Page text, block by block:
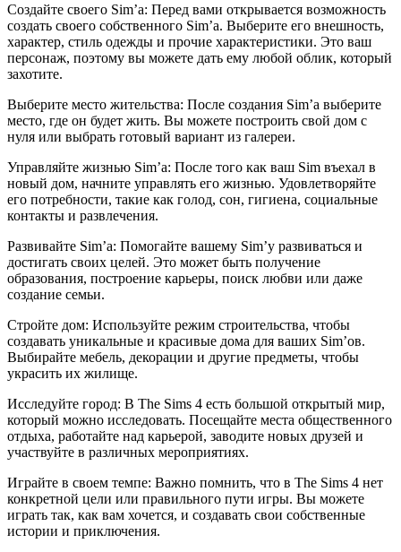
Создайте своего Sim’а: Перед вами открывается возможность
создать своего собственного Sim’а. Выберите его внешность,
характер, стиль одежды и прочие характеристики. Это ваш
персонаж, поэтому вы можете дать ему любой облик, который
захотите.
Выберите место жительства: После создания Sim’а выберите
место, где он будет жить. Вы можете построить свой дом с
нуля или выбрать готовый вариант из галереи.
Управляйте жизнью Sim’а: После того как ваш Sim въехал в
новый дом, начните управлять его жизнью. Удовлетворяйте
его потребности, такие как голод, сон, гигиена, социальные
контакты и развлечения.
Развивайте Sim’а: Помогайте вашему Sim’у развиваться и
достигать своих целей. Это может быть получение
образования, построение карьеры, поиск любви или даже
создание семьи.
Стройте дом: Используйте режим строительства, чтобы
создавать уникальные и красивые дома для ваших Sim’ов.
Выбирайте мебель, декорации и другие предметы, чтобы
украсить их жилище.
Исследуйте город: В The Sims 4 есть большой открытый мир,
который можно исследовать. Посещайте места общественного
отдыха, работайте над карьерой, заводите новых друзей и
участвуйте в различных мероприятиях.
Играйте в своем темпе: Важно помнить, что в The Sims 4 нет
конкретной цели или правильного пути игры. Вы можете
играть так, как вам хочется, и создавать свои собственные
истории и приключения.